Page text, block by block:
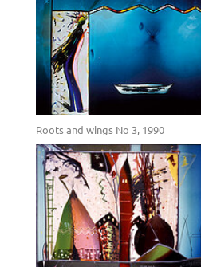
Roots and wings No 3, 1990